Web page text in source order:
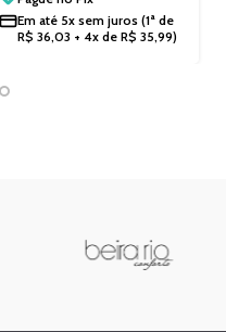
Em até 5x sem juros (1ª de
R$ 36,03 + 4x de R$ 35,99)